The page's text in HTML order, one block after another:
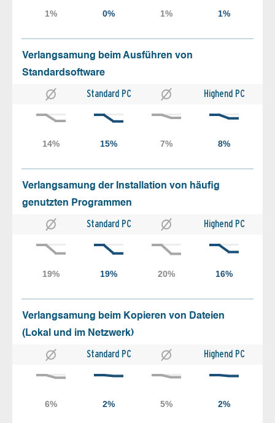
Verlangsamung beim Ausführen von
Standardsoftware
Standard PC Highend PC
Verlangsamung der Installation von häufig
genutzten Programmen
Standard PC Highend PC
Verlangsamung beim Kopieren von Dateien
(Lokal und im Netzwerk)
Standard PC Highend PC